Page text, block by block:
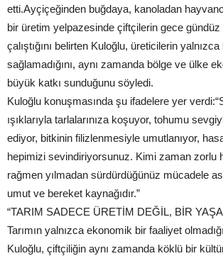
etti.Ayçiçeğinden buğdaya, kanoladan
bir üretim yelpazesinde çiftçilerin gece
çalıştığını belirten Kuloğlu, üreticilerin
sağlamadığını, aynı zamanda bölge ve ülke
büyük katkı sunduğunu söyledi.
Kuloğlu konuşmasında şu ifadelere yer
ışıklarıyla tarlalarınıza koşuyor, tohumu
ediyor, bitkinin filizlenmesiyle umutlanıyor,
hepimizi sevindiriyorsunuz. Kimi zaman zorlu
rağmen yılmadan sürdürdüğünüz mücadele
umut ve bereket kaynağıdır.”
“TARIM SADECE ÜRETİM DEĞİL, BİR
Tarımın yalnızca ekonomik bir faaliyet
Kuloğlu, çiftçiliğin aynı zamanda köklü bir